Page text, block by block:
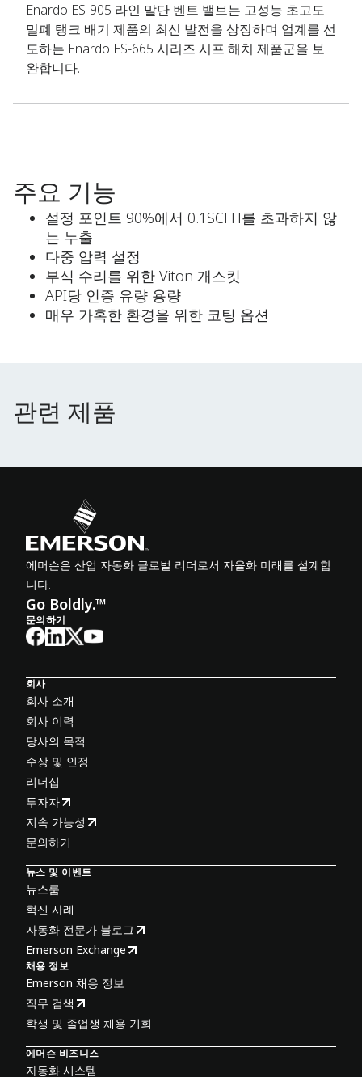
Enardo ES-905 라인 말단 벤트 밸브는 고성능 초고도
밀폐 탱크 배기 제품의 최신 발전을 상징하며 업계를 선
도하는 Enardo ES-665 시리즈 시프 해치 제품군을 보
완합니다.
주요 기능
설정 포인트 90%에서 0.1SCFH를 초과하지 않
는 누출
다중 압력 설정
부식 수리를 위한 Viton 개스킷
API당 인증 유량 용량
매우 가혹한 환경을 위한 코팅 옵션
관련 제품
관련 제품
에머슨은 산업 자동화 글로벌 리더로서 자율화 미래를 설계합
니다.
Go Boldly.™
문의하기
회사
회사 소개
회사 이력
당사의 목적
수상 및 인정
리더십
투자자
지속 가능성
문의하기
뉴스 및 이벤트
뉴스룸
혁신 사례
자동화 전문가 블로그
Emerson Exchange
채용 정보
Emerson 채용 정보
직무 검색
학생 및 졸업생 채용 기회
에머슨 비즈니스
자동화 시스템